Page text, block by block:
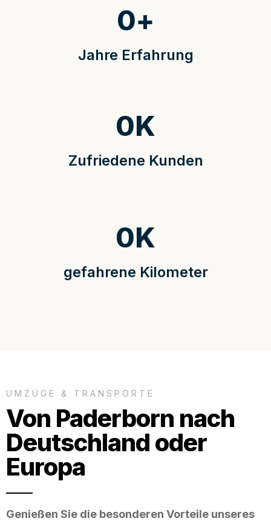
Jahre Erfahrung
0+
Zufriedene Kunden
0K
gefahrene Kilometer
0K
UMZÜGE & TRANSPORTE
Von Paderborn nach
Deutschland oder
Europa
Genießen Sie die besonderen Vorteile unseres